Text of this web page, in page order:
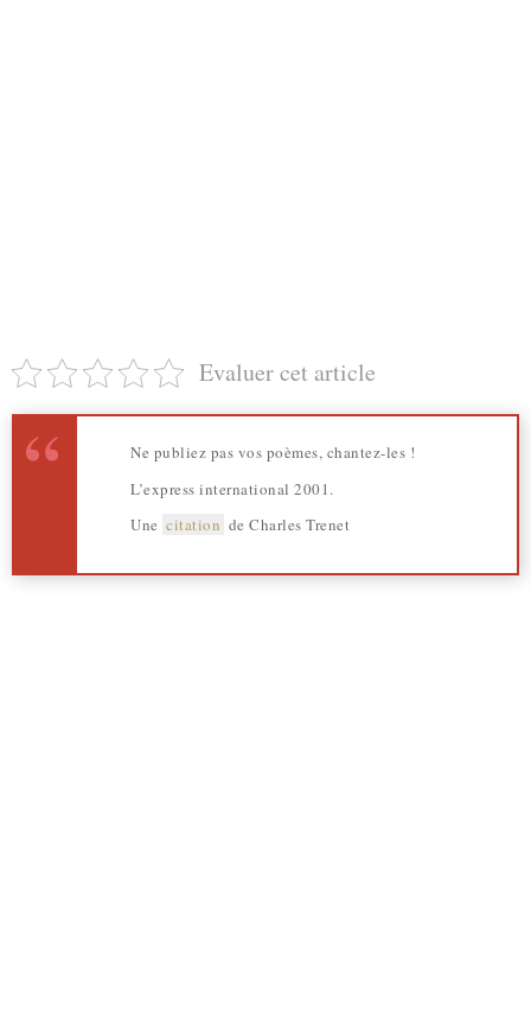
Evaluer cet article
Ne publiez pas vos poèmes, chantez-les !
L’express international 2001.
Une citation de Charles Trenet